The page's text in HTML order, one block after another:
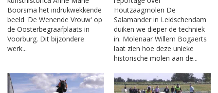
Boorsma het indrukwekkende
beeld 'De Wenende Vrouw' op
de Oosterbegraafplaats in
Voorburg. Dit bijzondere
werk...
Houtzaagmolen De
Salamander in Leidschendam
duiken we dieper de techniek
in. Molenaar Willem Bogaerts
laat zien hoe deze unieke
historische molen aan de...